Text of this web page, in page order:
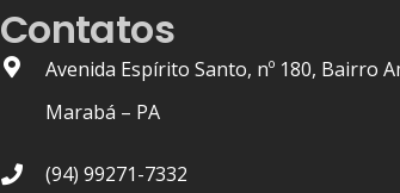
Contatos
Avenida Espírito Santo, nº 180, Bairro
Marabá – PA
(94) 99271-7332